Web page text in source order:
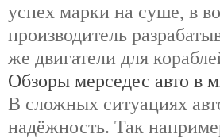
успех марки на суше, в
производитель
же двигатели для
Обзоры мерседес авто в
В сложных ситуациях
надёжность. Так